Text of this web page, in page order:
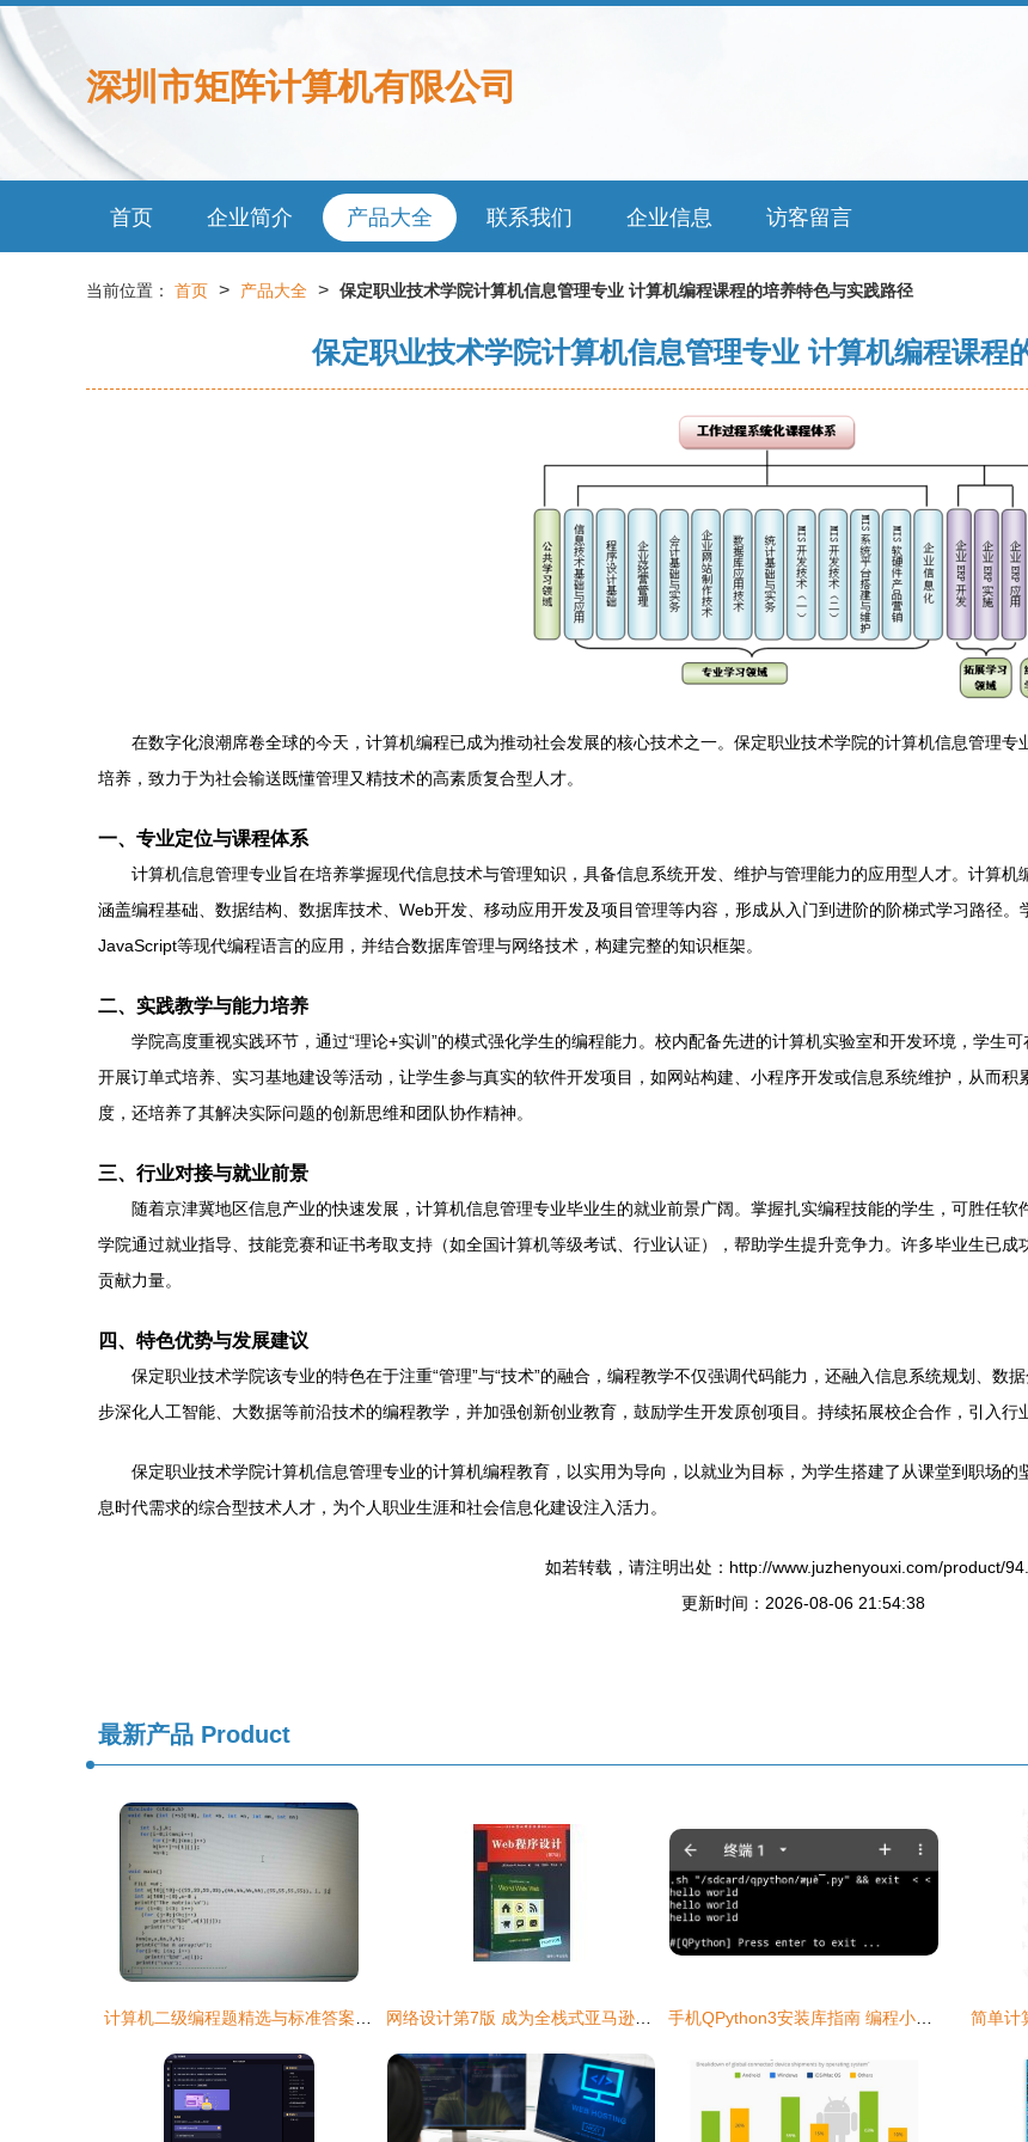
深圳市矩阵计算机有限公司
首页 企业简介 产品大全 联系我们 企业信息 访客留言
当前位置： 首页 > 产品大全 > 保定职业技术学院计算机信息管理专业 计算机编程课程的培养特色与实践路径
保定职业技术学院计算机信息管理专业 计算机编程课程
在数字化浪潮席卷全球的今天，计算机编程已成为推动社会发展的核心技术之一。保定职业技术学院的计算机信息管理
培养，致力于为社会输送既懂管理又精技术的高素质复合型人才。
一、专业定位与课程体系
计算机信息管理专业旨在培养掌握现代信息技术与管理知识，具备信息系统开发、维护与管理能力的应用型人才。计算
涵盖编程基础、数据结构、数据库技术、Web开发、移动应用开发及项目管理等内容，形成从入门到进阶的阶梯式学习路径。
JavaScript等现代编程语言的应用，并结合数据库管理与网络技术，构建完整的知识框架。
二、实践教学与能力培养
学院高度重视实践环节，通过“理论+实训”的模式强化学生的编程能力。校内配备先进的计算机实验室和开发环境，学生
开展订单式培养、实习基地建设等活动，让学生参与真实的软件开发项目，如网站构建、小程序开发或信息系统维护，从而积
度，还培养了其解决实际问题的创新思维和团队协作精神。
三、行业对接与就业前景
随着京津冀地区信息产业的快速发展，计算机信息管理专业毕业生的就业前景广阔。掌握扎实编程技能的学生，可胜任软
学院通过就业指导、技能竞赛和证书考取支持（如全国计算机等级考试、行业认证），帮助学生提升竞争力。许多毕业生已
贡献力量。
四、特色优势与发展建议
保定职业技术学院该专业的特色在于注重“管理”与“技术”的融合，编程教学不仅强调代码能力，还融入信息系统规划、
步深化人工智能、大数据等前沿技术的编程教学，并加强创新创业教育，鼓励学生开发原创项目。持续拓展校企合作，引入行
保定职业技术学院计算机信息管理专业的计算机编程教育，以实用为导向，以就业为目标，为学生搭建了从课堂到职场
息时代需求的综合型技术人才，为个人职业生涯和社会信息化建设注入活力。
如若转载，请注明出处：http://www.juzhenyouxi.com/product/
更新时间：2026-08-06 21:54:38
最新产品 Product
简单计